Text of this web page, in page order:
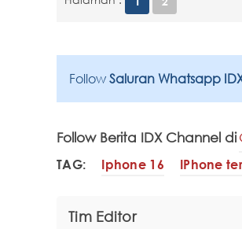
Follow Saluran Whatsapp
Follow Berita IDX Channel di
TAG: Iphone 16 IPhone
Tim Editor